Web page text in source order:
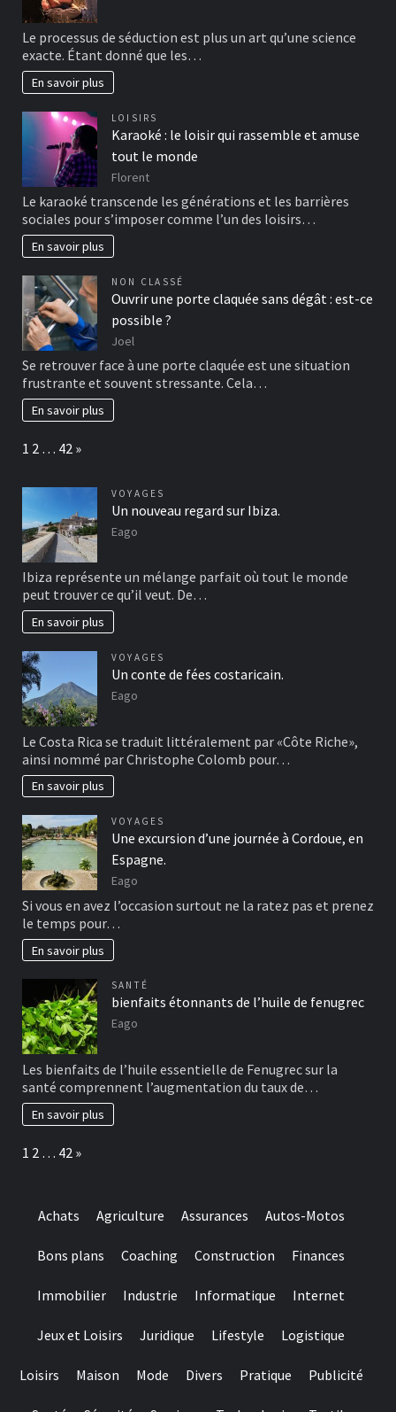
Le processus de séduction est plus un art qu’une science
exacte. Étant donné que les…
En savoir plus
LOISIRS
Karaoké : le loisir qui rassemble et amuse
tout le monde
Florent
Le karaoké transcende les générations et les barrières
sociales pour s’imposer comme l’un des loisirs…
En savoir plus
NON CLASSÉ
Ouvrir une porte claquée sans dégât : est-ce
possible ?
Joel
Se retrouver face à une porte claquée est une situation
frustrante et souvent stressante. Cela…
En savoir plus
Page:
1 2 … 42 Next
»
VOYAGES
Un nouveau regard sur Ibiza.
Eago
Ibiza représente un mélange parfait où tout le monde
peut trouver ce qu’il veut. De…
En savoir plus
VOYAGES
Un conte de fées costaricain.
Eago
Le Costa Rica se traduit littéralement par «Côte Riche»,
ainsi nommé par Christophe Colomb pour…
En savoir plus
VOYAGES
Une excursion d’une journée à Cordoue, en
Espagne.
Eago
Si vous en avez l’occasion surtout ne la ratez pas et prenez
le temps pour…
En savoir plus
SANTÉ
bienfaits étonnants de l’huile de fenugrec
Eago
Les bienfaits de l’huile essentielle de Fenugrec sur la
santé comprennent l’augmentation du taux de…
En savoir plus
Page:
1 2 … 42 Next
»
Achats Agriculture Assurances Autos-Motos
Bons plans Coaching Construction Finances
Immobilier Industrie Informatique Internet
Jeux et Loisirs Juridique Lifestyle Logistique
Loisirs Maison Mode Divers Pratique Publicité